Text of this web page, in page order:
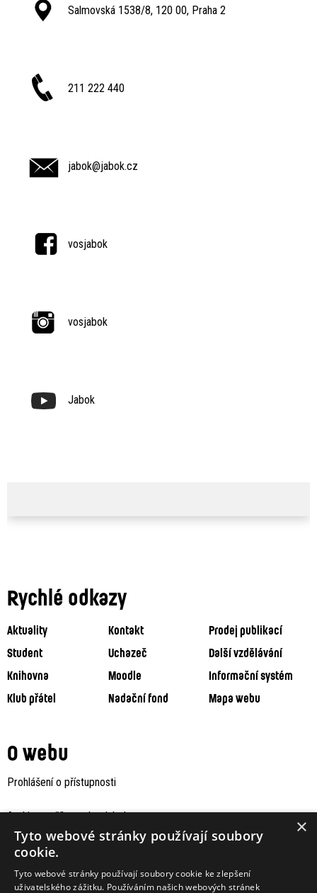
Salmovská 1538/8, 120 00, Praha 2
211 222 440
jabok@jabok.cz
vosjabok
vosjabok
Jabok
Rychlé odkazy
Aktuality Kontakt
Prodej publikací
Student
Uchazeč
Další vzdělávání
Knihovna
Moodle
Informační systém
Klub přátel
Nadační fond Mapa webu
O webu
Prohlášení o přístupnosti
Archiv staršího webu Jaboku ×
Tyto webové stránky používají soubory
cookie.
Tyto webové stránky používají soubory cookie ke zlepšení
uživatelského zážitku. Používáním našich webových stránek